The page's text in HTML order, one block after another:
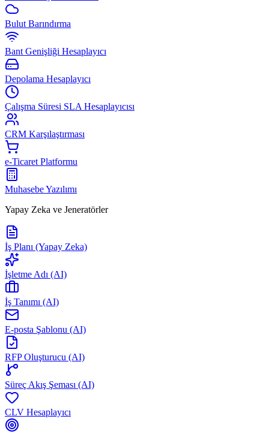
Bulut Barındırma
Bant Genişliği Hesaplayıcı
Depolama Hesaplayıcı
Çalışma Süresi SLA Hesaplayıcısı
CRM Karşılaştırması
e-Ticaret Platformu
Muhasebe Yazılımı
Yapay Zeka ve Jeneratörler
İş Planı (Yapay Zeka)
İşletme Adı (AI)
İş Tanımı (AI)
E-posta Şablonu (AI)
RFP Oluşturucu (AI)
Süreç Akış Şeması (AI)
CLV Hesaplayıcı